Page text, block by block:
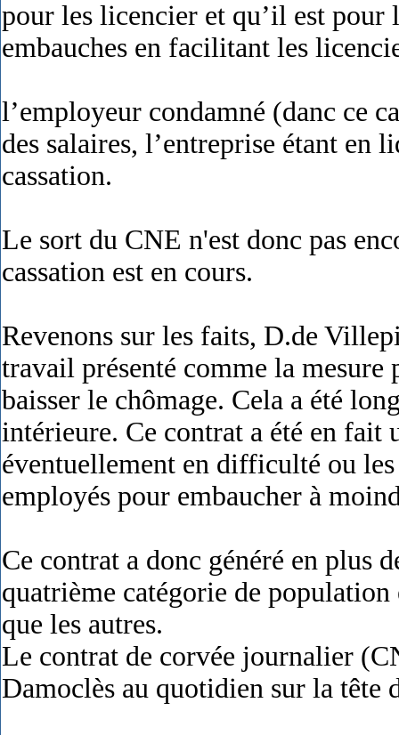
pour les licencier et qu’il est pour
embauches en facilitant les
l’employeur condamné (danc ce
des salaires, l’entreprise étant
cassation.
Le sort du CNE n'est donc pas
cassation est en cours.
Revenons sur les faits, D.de
travail présenté comme la
baisser le chômage. Cela a été
intérieure. Ce contrat a été en fait
éventuellement en difficulté ou
employés pour embaucher à
Ce contrat a donc généré en plus
quatrième catégorie de population
que les autres.
Le contrat de corvée journalier
Damoclès au quotidien sur la tête